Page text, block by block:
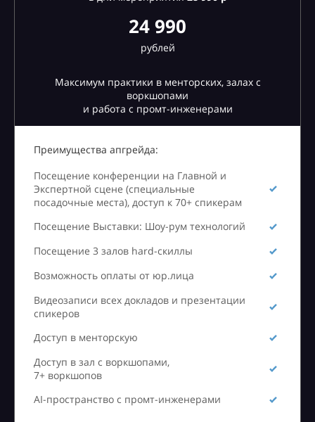
24 990
рублей
Максимум практики в менторских, залах с
воркшопами
и работа с промт-инженерами
Преимущества апгрейда:
Посещение конференции на Главной и
Экспертной сцене (специальные
посадочные места), доступ к 70+ спикерам
Посещение Выставки: Шоу-рум технологий
Посещение 3 залов hard-скиллы
Возможность оплаты от юр.лица
Видеозаписи всех докладов и презентации
спикеров
Доступ в менторскую
Доступ в зал с воркшопами,
7+ воркшопов
AI-пространство с промт-инженерами